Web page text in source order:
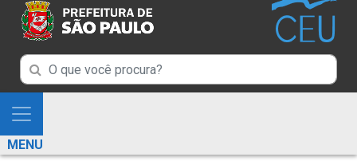
novo
sítio)
um
novo
Campo
de
Busca
de
Campo
de
de
informações
Mostra
eMENU